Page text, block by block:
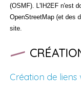
(OSMF). L'IH2EF n'est
OpenStreetMap (et des
site.
Création de liens